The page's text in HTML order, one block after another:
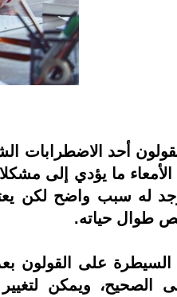
أحد الاضطرابات
ما يؤدي إلى
له سبب واضح لكن
طوال حياته.
على القولون
الصحيح، ويمكن